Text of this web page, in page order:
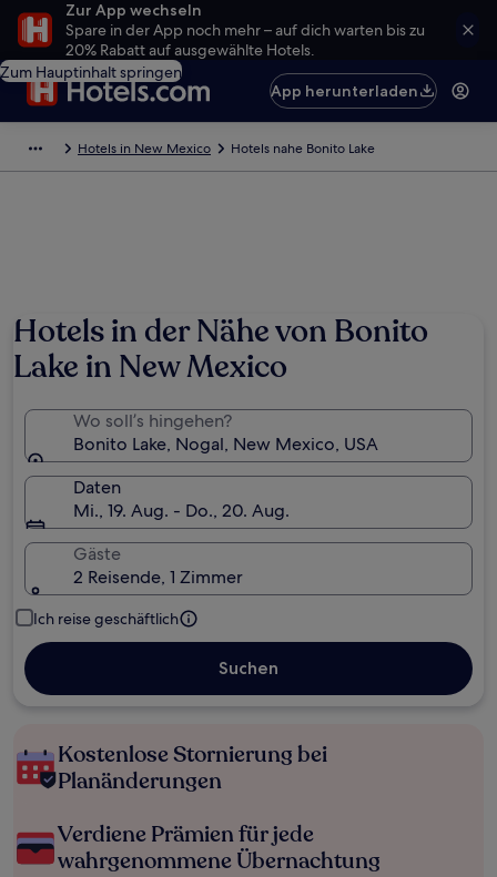
Zur App wechseln
Spare in der App noch mehr – auf dich warten bis zu
20% Rabatt auf ausgewählte Hotels.
Zum Hauptinhalt springen
App herunterladen
Hotels in New Mexico Hotels nahe Bonito Lake
Hotels in der Nähe von Bonito
Lake in New Mexico
Wo soll’s hingehen?
Bonito Lake, Nogal, New Mexico, USA
Daten
Mi., 19. Aug. - Do., 20. Aug.
Gäste
2 Reisende, 1 Zimmer
Ich reise geschäftlich
Suchen
Kostenlose Stornierung bei
Planänderungen
Verdiene Prämien für jede
wahrgenommene Übernachtung